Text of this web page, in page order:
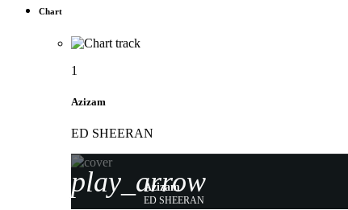
Chart
1
Azizam
ED SHEERAN
play_arrow
Azizam
ED SHEERAN